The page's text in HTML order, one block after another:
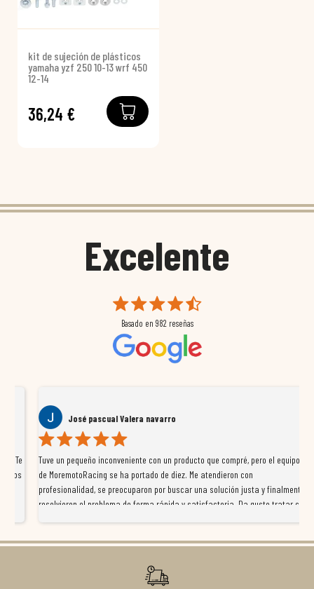
kit de sujeción de plásticos
yamaha yzf 250 10-13 wrf 450
12-14
36,24 €
Excelente
Basado en 982 reseñas
José pascual Valera navarro
Tuve un pequeño inconveniente con un producto que compré, pero el equipo
de MoremotoRacing se ha portado de diez. Me atendieron con
profesionalidad, se preocuparon por buscar una solución justa y finalmente
resolvieron el problema de forma rápida y satisfactoria. Da gusto tratar con
recomendables.